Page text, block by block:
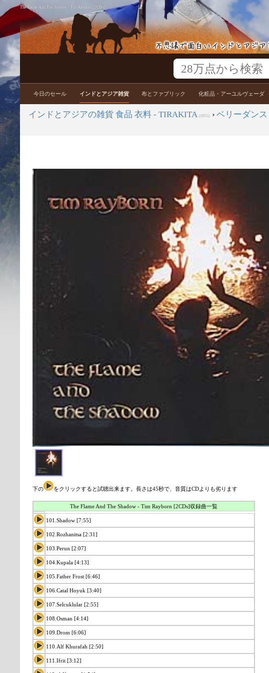
The Flame And The Shadow - Tim Rayborn [2CDs]
今日のセール インドとアジア雑貨 布とファブリック 化粧品・アーユルヴェーダ
インドとアジアの雑貨 食品 衣料 - TIRAKITA (6953) › ベリーダンス
下の をクリックすると試聴出来ます。長さは45秒で、音質はCDよりも劣ります
The Flame And The Shadow - Tim Rayborn [2CDs]収録曲一覧
101.Shadow [7:55]
102.Rozhanitsa [2:31]
103.Perun [2:07]
104.Kupala [4:13]
105.Father Frost [6:46]
106.Catal Hoyuk [3:40]
107.Selcuklular [2:55]
108.Osman [4:14]
109.Drom [6:06]
110.Alf Khurafah [2:50]
111.Ifrit [3:12]